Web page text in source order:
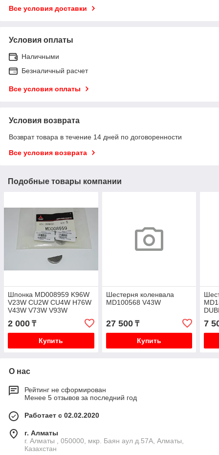
Все условия доставки
Условия оплаты
Наличными
Безналичный расчет
Все условия оплаты
Условия возврата
Возврат товара в течение 14 дней по договоренности
Все условия возврата
Подобные товары компании
Шпонка MD008959 K96W
V23W CU2W CU4W H76W
V43W V73W V93W
2 000 ₸
Купить
Шестерня коленвала
MD100568 V43W
27 500₸
Купить
7
О нас
Рейтинг не сформирован
Менее 5 отзывов за последний год
Работает с 02.02.2020
г. Алматы
г. Алматы , 050000, мкр. Баян аул д.57А, Алматы,
Казахстан